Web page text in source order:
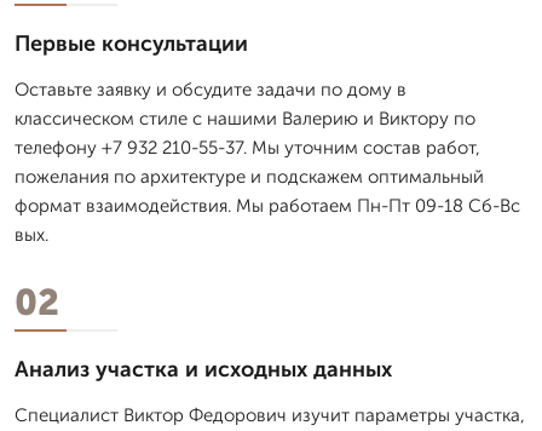
Первые консультации
Оставьте заявку и обсудите задачи по дому в
классическом стиле с нашими Валерию и Виктору по
телефону +7 932 210-55-37. Мы уточним состав работ,
пожелания по архитектуре и подскажем оптимальный
формат взаимодействия. Мы работаем Пн-Пт 09-18 Сб-Вс
вых.
02
Анализ участка и исходных данных
Специалист Виктор Федорович изучит параметры участка,